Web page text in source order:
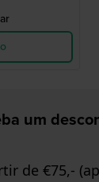
um
de €75,-